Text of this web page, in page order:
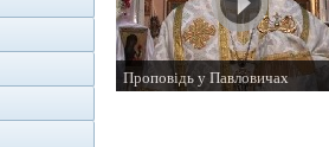
Проповідь у Павловичах